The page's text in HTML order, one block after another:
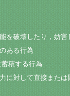
を破壊したり，妨
ある行為
蓄積する行為
に対して直接また